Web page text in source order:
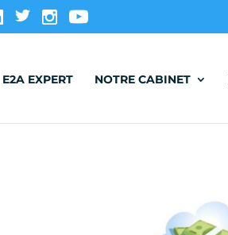
E2A EXPERT NOTRE CABINET